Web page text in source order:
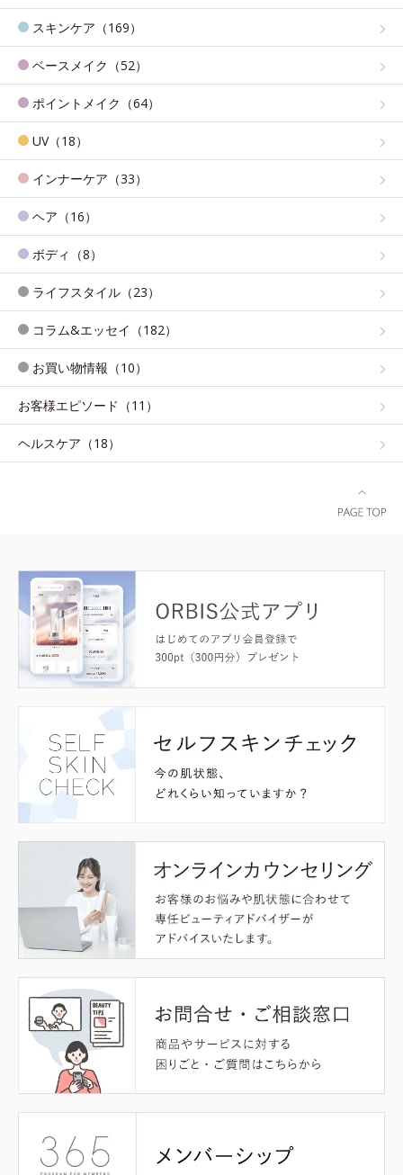
スキンケア（169）
ベースメイク（52）
ポイントメイク（64）
UV（18）
インナーケア（33）
ヘア（16）
ボディ（8）
ライフスタイル（23）
コラム&エッセイ（182）
お買い物情報（10）
お客様エピソード（11）
ヘルスケア（18）